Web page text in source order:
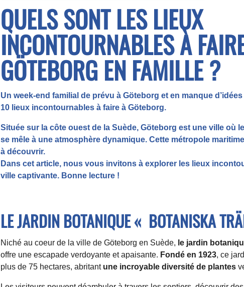
QUELS SONT LES LIEUX
INCONTOURNABLES À
GÖTEBORG EN FAMILLE ?
Un week-end familial de prévu à Göteborg et en manque
10 lieux incontournables à faire à Göteborg.
Située sur la côte ouest de la Suède, Göteborg est une ville où
se mêleà une atmosphère dynamique. Cette métropole
à découvrir.
Dans cet article, nous vous invitons à explorer les lieux
ville captivante. Bonne lecture!
LE JARDIN BOTANIQUE « BOTANISKA
Niché au coeur de la ville de Göteborg en Suède, le jardin
offre une escapade verdoyante et apaisante. Fondé en 1923, ce
plus de 75 hectares, abritant une incroyable diversité de plantes